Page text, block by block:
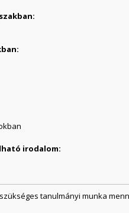
irodalom:
tanulmányi munka